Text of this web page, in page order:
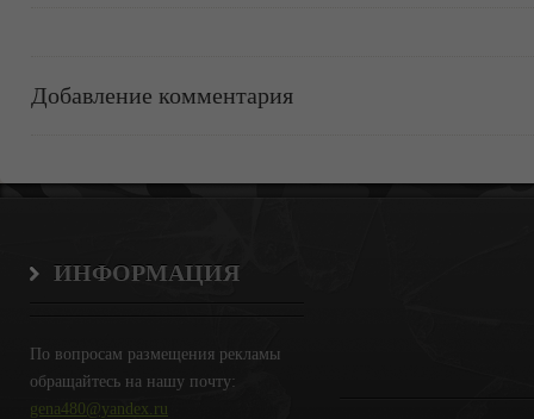
Добавление комментария
ИНФОРМАЦИЯ
По вопросам размещения рекламы
обращайтесь на нашу почту:
gena480@yandex.ru